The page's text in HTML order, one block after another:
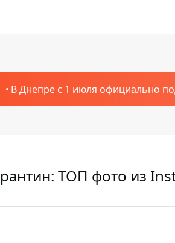
В Днепре с 1 июля официально
ТОП фото из